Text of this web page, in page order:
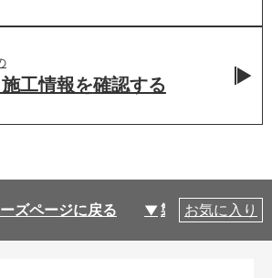
工情報を確認する
ズページに戻る 製品仕様
お気に入り